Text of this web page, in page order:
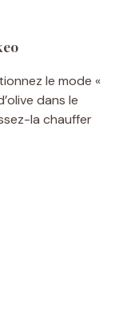
le mode «
dans le
la chauffer